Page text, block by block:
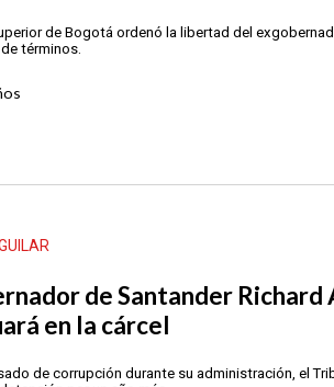
de Bogotá ordenó la libertad del
términos.
de Santander Richard
en la cárcel
de corrupción durante su administración, el